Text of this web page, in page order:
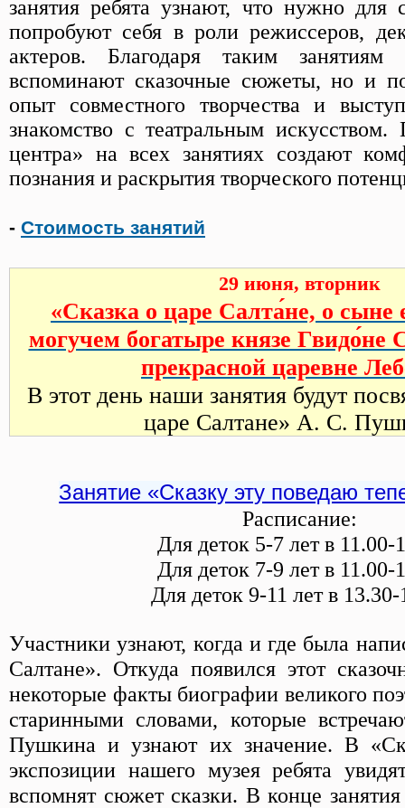
занятия ребята узнают, что нужно для
попробуют себя в роли режиссеров,
актеров. Благодаря таким
вспоминают сказочные сюжеты, но и
опыт совместного творчества и
знакомство с театральным искусством.
центра» на всех занятиях создают
познания и раскрытия творческого
- Стоимость занятий
29 июня, вторник
«Сказка о царе Салта́не, о сыне
могучем богатыре князе Гвидо́не
прекрасной царевне
В этот день наши занятия будут
царе Салтане» А. С.
Занятие «Сказку эту поведаю
Расписание:
Для деток 5-7 лет в 11.00-
Для деток 7-9 лет в 11.00-
Для деток 9-11 лет в
Участники узнают, когда и где была
Салтане». Откуда появился этот
некоторые факты биографии великого
старинными словами, которые
Пушкина и узнают их значение. В
экспозиции нашего музея ребята
вспомнят сюжет сказки. В конце занятия